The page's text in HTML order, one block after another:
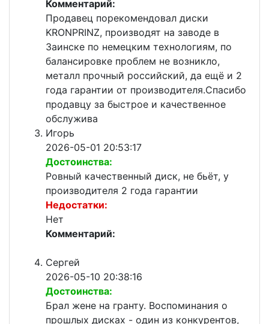
Комментарий:
Продавец порекомендовал диски
KRONPRINZ, производят на заводе в
Заинске по немецким технологиям, по
балансировке проблем не возникло,
металл прочный российский, да ещё и 2
года гарантии от производителя.Спасибо
продавцу за быстрое и качественное
обслужива
Игорь
2026-05-01 20:53:17
Достоинства:
Ровный качественный диск, не бьёт, у
производителя 2 года гарантии
Недостатки:
Нет
Комментарий:
Сергей
2026-05-10 20:38:16
Достоинства:
Брал жене на гранту. Воспоминания о
прошлых дисках - один из конкурентов,